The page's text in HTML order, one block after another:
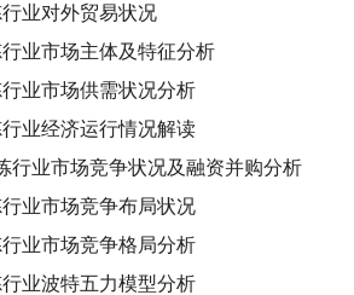
业对外贸易状况
业市场主体及特征分析
业市场供需状况分析
业经济运行情况解读
行业市场竞争状况及融资并购分析
业市场竞争布局状况
业市场竞争格局分析
业波特五力模型分析